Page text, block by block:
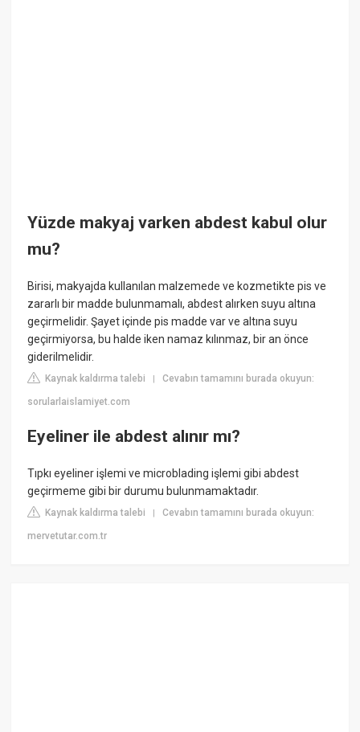
Yüzde makyaj varken abdest kabul olur
mu?
Birisi, makyajda kullanılan malzemede ve kozmetikte pis ve
zararlı bir madde bulunmamalı, abdest alırken suyu altına
geçirmelidir. Şayet içinde pis madde var ve altına suyu
geçirmiyorsa, bu halde iken namaz kılınmaz, bir an önce
giderilmelidir.
Kaynak kaldırma talebi |Cevabın tamamını burada okuyun:
sorularlaislamiyet.com
Eyeliner ile abdest alınır mı?
Tıpkı eyeliner işlemi ve microblading işlemi gibi abdest
geçirmeme gibi bir durumu bulunmamaktadır.
Kaynak kaldırma talebi |Cevabın tamamını burada okuyun:
mervetutar.com.tr